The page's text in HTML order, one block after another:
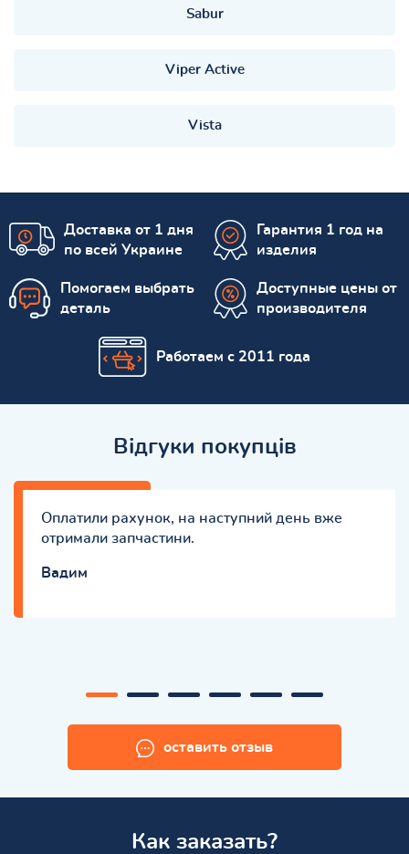
Sabur
Viper Active
Vista
Доставка от 1 дня
по всей Украине
Гарантия 1 год на
изделия
Помогаем выбрать
деталь
Доступные цены от
производителя
Работаем с 2011 года
Відгуки покупців
Оплатили рахунок, на наступний день вже
отримали запчастини.
Вадим
оставить отзыв
Как заказать?